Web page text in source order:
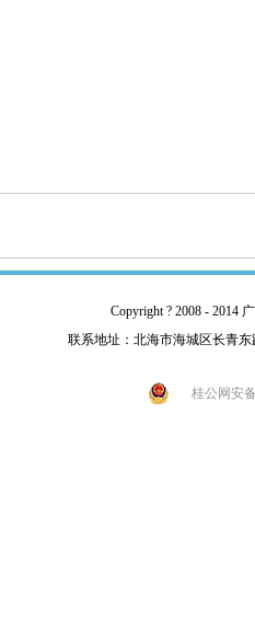
Copyright ? 2008 - 2014
联系地址：北海市海城区长青东
桂公网安